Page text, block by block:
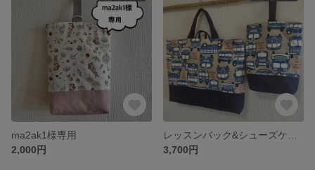
ma2ak1様専用
2,000円
3,700円